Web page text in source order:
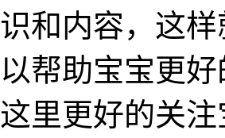
和内容，这
帮助宝宝更
里更好的关